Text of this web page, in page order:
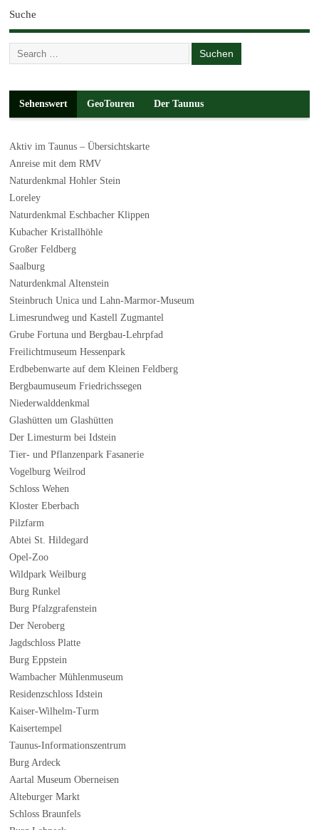
Suche
Sehenswert GeoTouren Der Taunus
Aktiv im Taunus – Übersichtskarte
Anreise mit dem RMV
Naturdenkmal Hohler Stein
Loreley
Naturdenkmal Eschbacher Klippen
Kubacher Kristallhöhle
Großer Feldberg
Saalburg
Naturdenkmal Altenstein
Steinbruch Unica und Lahn-Marmor-Museum
Limesrundweg und Kastell Zugmantel
Grube Fortuna und Bergbau-Lehrpfad
Freilichtmuseum Hessenpark
Erdbebenwarte auf dem Kleinen Feldberg
Bergbaumuseum Friedrichssegen
Niederwalddenkmal
Glashütten um Glashütten
Der Limesturm bei Idstein
Tier- und Pflanzenpark Fasanerie
Vogelburg Weilrod
Schloss Wehen
Kloster Eberbach
Pilzfarm
Abtei St. Hildegard
Opel-Zoo
Wildpark Weilburg
Burg Runkel
Burg Pfalzgrafenstein
Der Neroberg
Jagdschloss Platte
Burg Eppstein
Wambacher Mühlenmuseum
Residenzschloss Idstein
Kaiser-Wilhelm-Turm
Kaisertempel
Taunus-Informationszentrum
Burg Ardeck
Aartal Museum Oberneisen
Alteburger Markt
Schloss Braunfels